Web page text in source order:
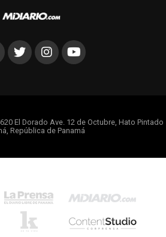
El Dorado Ave. 12 de Octubre, Hato Pintado
República de Panamá